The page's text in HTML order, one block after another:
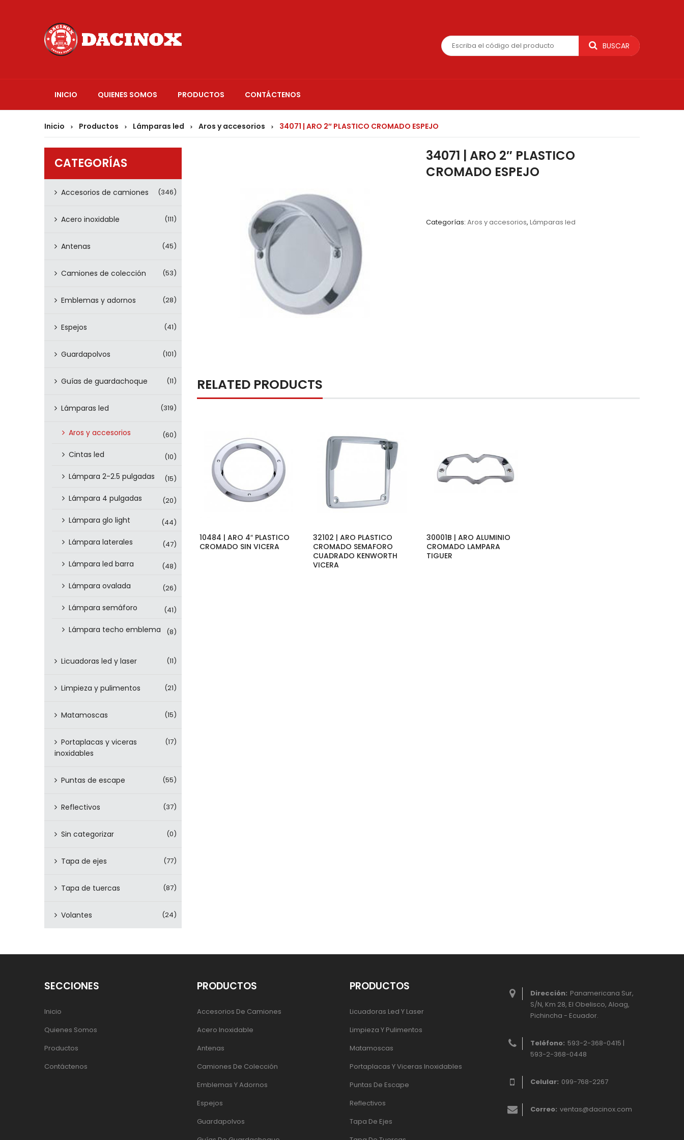
BUSCAR
INICIO QUIENES SOMOS PRODUCTOS CONTÁCTENOS
Inicio > Productos > Lámparas led > Aros y accesorios > 34071 | ARO 2″ PLASTICO CROMADO ESPEJO
CATEGORÍAS
Accesorios de camiones (346)
Acero inoxidable (111)
Antenas (45)
Camiones de colección (53)
Emblemas y adornos (28)
Espejos (41)
Guardapolvos (101)
Guías de guardachoque (11)
Lámparas led (319)
Aros y accesorios (60)
Cintas led (10)
Lámpara 2-2.5 pulgadas (15)
Lámpara 4 pulgadas (20)
Lámpara glo light (44)
Lámpara laterales (47)
Lámpara led barra (48)
Lámpara ovalada (26)
Lámpara semáforo (41)
Lámpara techo emblema (8)
Licuadoras led y laser (11)
Limpieza y pulimentos (21)
Matamoscas (15)
Portaplacas y viceras
inoxidables
(17)
Puntas de escape (55)
Reflectivos (37)
Sin categorizar (0)
Tapa de ejes (77)
Tapa de tuercas (87)
Volantes (24)
34071 | ARO 2″ PLASTICO
CROMADO ESPEJO
Categorías: Aros y accesorios, Lámparas led
RELATED PRODUCTS
10484 | ARO 4″ PLASTICO
CROMADO SIN VICERA
32102 | ARO PLASTICO
CROMADO SEMAFORO
CUADRADO KENWORTH
VICERA
30001B | ARO ALUMINIO
CROMADO LAMPARA
TIGUER
Dirección: Panamericana Sur,
S/N, Km 28, El Obelisco, Aloag,
Pichincha - Ecuador.
Teléfono: 593-2-368-0415 |
593-2-368-0448
Celular: 099-768-2267
Correo: ventas@dacinox.com
SECCIONES
Inicio
Quienes Somos
Productos
Contáctenos
PRODUCTOS
Accesorios De Camiones
Acero Inoxidable
Antenas
Camiones De Colección
Emblemas Y Adornos
Espejos
Guardapolvos
PRODUCTOS
Licuadoras Led Y Laser
Limpieza Y Pulimentos
Matamoscas
Portaplacas Y Viceras Inoxidables
Puntas De Escape
Reflectivos
Tapa De Ejes